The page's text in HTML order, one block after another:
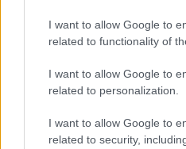
I want to allow Google to
related to functionality of
I want to allow Google to
related to personalization.
I want to allow Google to
related to security,
amerikai zenész rajtunk
Budapestre, ezt a
Garden Wonder miatt
Berlinből, akár Londonból,